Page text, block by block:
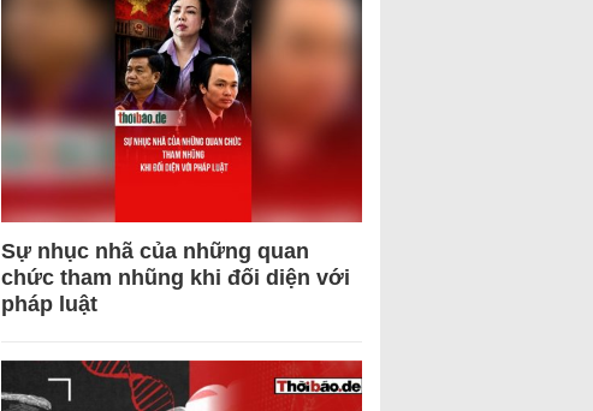
Sự nhục nhã của những quan
chức tham nhũng khi đối diện với
pháp luật